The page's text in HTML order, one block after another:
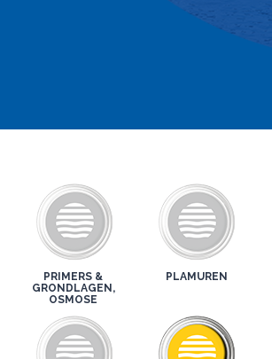
PRIMERS &
GRONDLAGEN,
OSMOSE
PLAMUREN